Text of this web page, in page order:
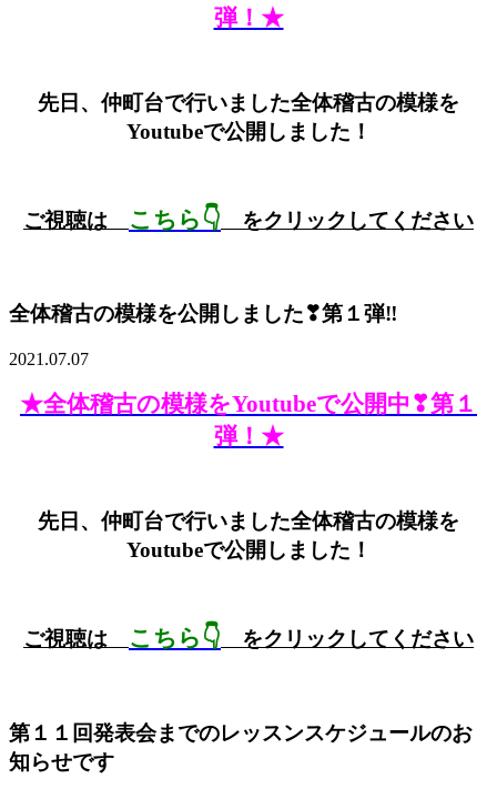
弾！★
先日、仲町台で行いました全体稽古の模様を
Youtubeで公開しました！
ご視聴は こちら👇 をクリックしてください
全体稽古の模様を公開しました❣第１弾‼
2021.07.07
★全体稽古の模様をYoutubeで公開中❣第１
弾！★
先日、仲町台で行いました全体稽古の模様を
Youtubeで公開しました！
ご視聴は こちら👇 をクリックしてください
第１１回発表会までのレッスンスケジュールのお
知らせです